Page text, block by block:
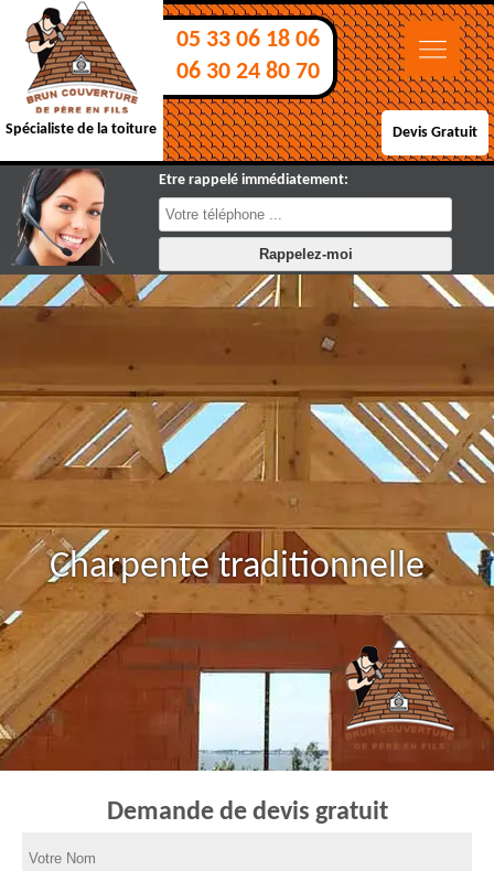
Spécialiste de la toiture
05 33 06 18 06
06 30 24 80 70
Devis Gratuit
Etre rappelé immédiatement:
Charpente traditionnelle
Demande de devis gratuit